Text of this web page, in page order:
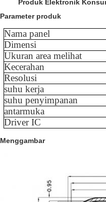
Produk Elektronik
Parameter produk
Nama panel
Dimensi
Ukuran area melihat
Kecerahan
Resolusi
suhu kerja
suhu penyimpanan
antarmuka
Driver IC
Menggambar